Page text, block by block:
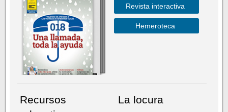
Revista interactiva
Hemeroteca
Recursos
La locura